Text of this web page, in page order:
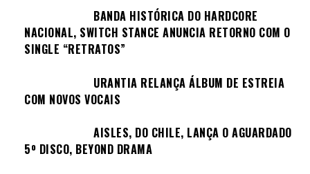
BANDA HISTÓRICA DO HARDCORE
NACIONAL, SWITCH STANCE ANUNCIA RETORNO COM O
SINGLE “RETRATOS”
URANTIA RELANÇA ÁLBUM DE ESTREIA
COM NOVOS VOCAIS
AISLES, DO CHILE, LANÇA O AGUARDADO
5º DISCO, BEYOND DRAMA